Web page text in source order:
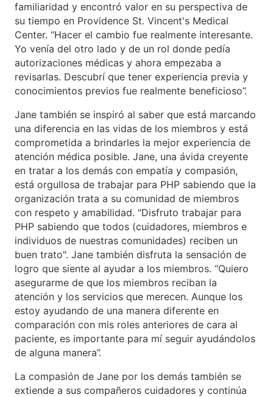
familiaridad y encontró valor en su perspectiva de
su tiempo en Providence St. Vincent's Medical
Center. “Hacer el cambio fue realmente interesante.
Yo venía del otro lado y de un rol donde pedía
autorizaciones médicas y ahora empezaba a
revisarlas. Descubrí que tener experiencia previa y
conocimientos previos fue realmente beneficioso”.
Jane también se inspiró al saber que está marcando
una diferencia en las vidas de los miembros y está
comprometida a brindarles la mejor experiencia de
atención médica posible. Jane, una ávida creyente
en tratar a los demás con empatía y compasión,
está orgullosa de trabajar para PHP sabiendo que la
organización trata a su comunidad de miembros
con respeto y amabilidad. "Disfruto trabajar para
PHP sabiendo que todos (cuidadores, miembros e
individuos de nuestras comunidades) reciben un
buen trato". Jane también disfruta la sensación de
logro que siente al ayudar a los miembros. “Quiero
asegurarme de que los miembros reciban la
atención y los servicios que merecen. Aunque los
estoy ayudando de una manera diferente en
comparación con mis roles anteriores de cara al
paciente, es importante para mí seguir ayudándolos
de alguna manera”.
La compasión de Jane por los demás también se
extiende a sus compañeros cuidadores y continúa